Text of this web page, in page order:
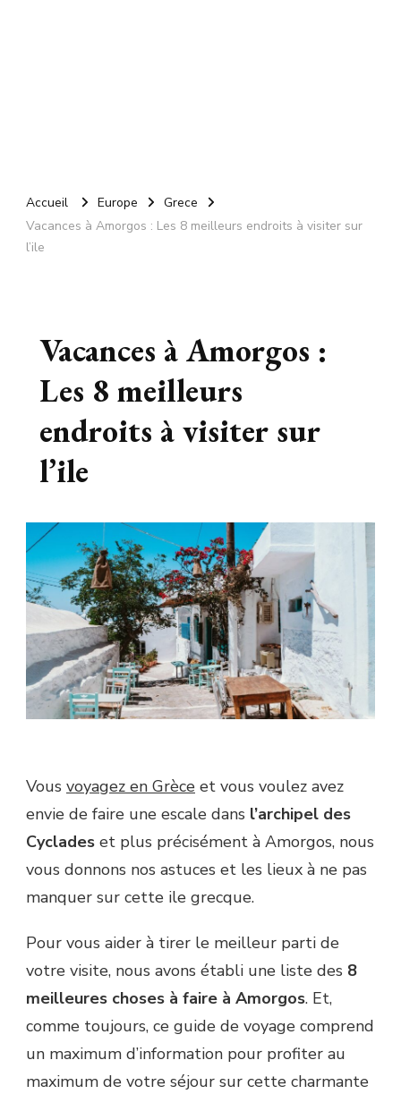
Accueil Europe
Grece
Vacances à Amorgos : Les 8 meilleurs endroits à visiter sur
l’ile
Vacances à Amorgos :
Les 8 meilleurs
endroits à visiter sur
l’ile
Vous voyagez en Grèce et vous voulez avez
envie de faire une escale dans l’archipel des
Cyclades et plus précisément à Amorgos, nous
vous donnons nos astuces et les lieux à ne pas
manquer sur cette ile grecque.
Pour vous aider à tirer le meilleur parti de
votre visite, nous avons établi une liste des 8
meilleures choses à faire à Amorgos. Et,
comme toujours, ce guide de voyage comprend
un maximum d’information pour profiter au
maximum de votre séjour sur cette charmante